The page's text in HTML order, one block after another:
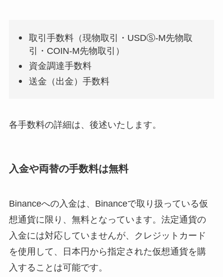
取引手数料（現物取引・USDⓈ-M先物取
引・COIN-M先物取引）
資金調達手数料
送金（出金）手数料
各手数料の詳細は、後述いたします。
入金や両替の手数料は無料
Binanceへの入金は、Binanceで取り扱っている仮
想通貨に限り、無料となっています。法定通貨の
入金には対応していませんが、クレジットカード
を使用して、日本円から指定された仮想通貨を購
入することは可能です。